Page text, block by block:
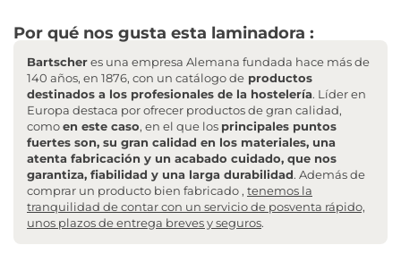
Por qué nos gusta esta laminadora :
Bartscheres una empresa Alemana fundada hace más de
140 años, en 1876, con un catálogo de productos
destinados a los profesionales de la hostelería. Líder en
Europa destaca por ofrecer productos de gran calidad,
comoen este caso, en el que los principales puntos
fuertes son, su gran calidad en los materiales, una
atenta fabricación y un acabado cuidado, que nos
garantiza, fiabilidad y una larga durabilidad. Además de
comprar un producto bien fabricado , tenemos la
tranquilidad de contar con un servicio de posventa rápido,
unos plazos de entrega breves y seguros.